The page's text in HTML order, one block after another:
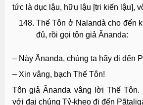
tức là dục lậu, hữu lậu [tri kiến lậu],
Thế Tôn ở Nalandà cho đến
đủ, rồi gọi tôn giả Ãnanda:
– Này Ãnanda, chúng ta hãy đi đến
– Xin vâng, bạch Thế Tôn!
Tôn giả Ãnanda vâng lời Thế Tôn.
với đại chúng Tỷ-kheo đi đến